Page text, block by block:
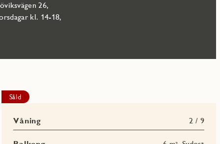
26,
kl. 14-18,
Såld
Våning 2 / 9